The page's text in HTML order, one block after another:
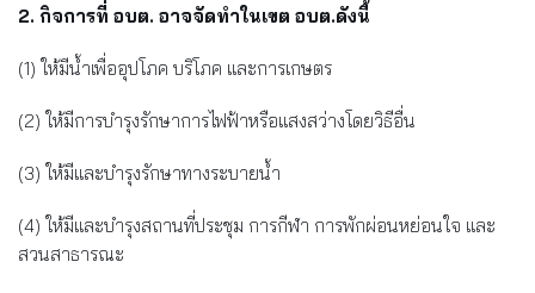
2. กิจการที่ อบต. อาจจัดทำในเขต อบต.ดังนี้
(1) ให้มีน้ำเพื่ออุปโภค บริโภค และการเกษตร
(2) ให้มีการบำรุงรักษาการไฟฟ้าหรือแสงสว่างโดยวิธีอื่น
(3) ให้มีและบำรุงรักษาทางระบายน้ำ
(4) ให้มีและบำรุงสถานที่ประชุม การกีฬา การพักผ่อนหย่อนใจ และ
สวนสาธารณะ